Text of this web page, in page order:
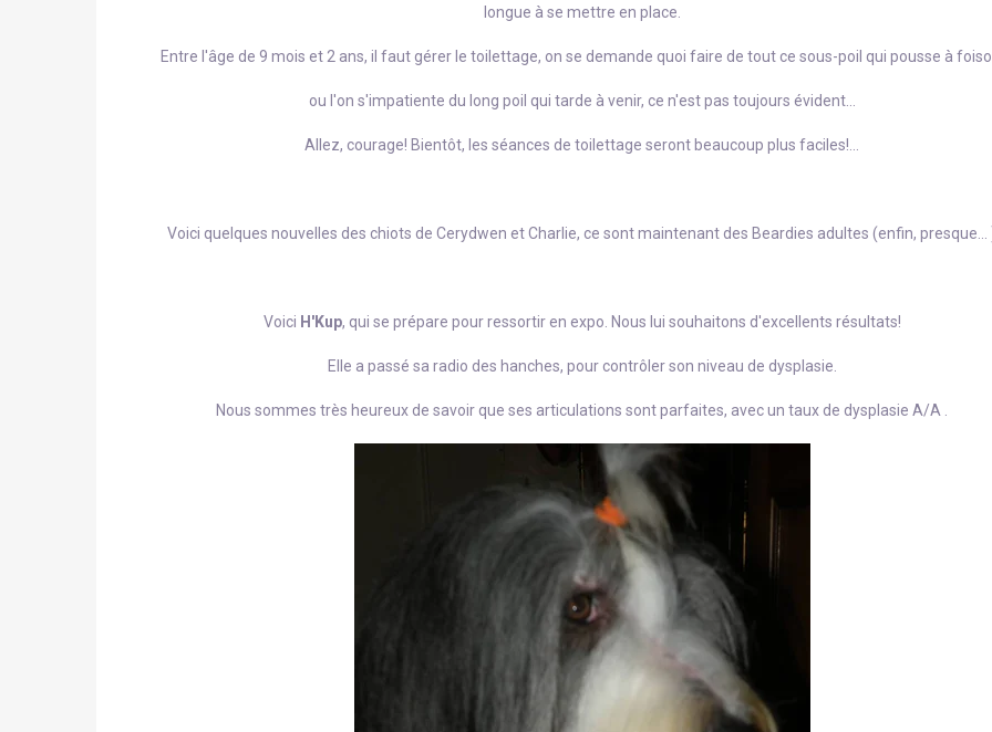
longue à se mettre en place.
Entre l'âge de 9 mois et 2 ans, il faut gérer le toilettage, on se demande quoi faire de tout ce sous-poil qui pousse à
ou l'on s'impatiente du long poil qui tarde à venir, ce n'est pas toujours évident...
Allez, courage! Bientôt, les séances de toilettage seront beaucoup plus faciles!...
Voici quelques nouvelles des chiots de Cerydwen et Charlie, ce sont maintenant des Beardies adultes (enfin, presque...
Voici H'Kup, qui se prépare pour ressortir en expo. Nous lui souhaitons d'excellents résultats!
Elle a passé sa radio des hanches, pour contrôler son niveau de dysplasie.
Nous sommes très heureux de savoir que ses articulations sont parfaites, avec un taux de dysplasie A/A .